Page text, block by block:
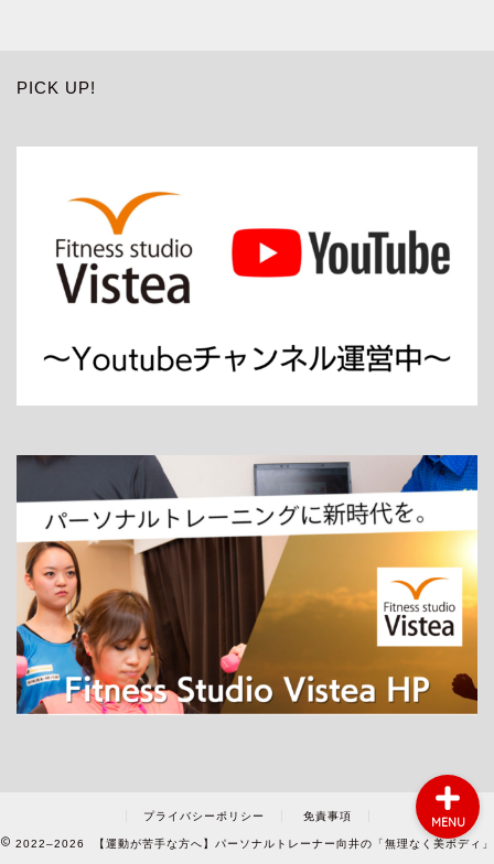
PICK UP!
プライバシーポリシー 免責事項
2022–2026 【運動が苦手な方へ】パーソナルトレーナー向井の「無理なく美ボディ」
MENU
ホーム
パーソナルトレーニング
ダイエット